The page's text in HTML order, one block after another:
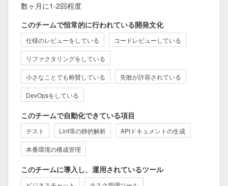
数ヶ月に1-2回程度
このチームで恒常的に行われている開発文化
仕様のレビューをしている コードレビューしている
リファクタリングをしている
小さなことでも称賛している 失敗が許容されている
DevOpsをしている
このチームで自動化できている項目
テスト Lint等の静的解析 APIドキュメントの生成
本番環境の構成管理
このチームに導入し、運用されているツール